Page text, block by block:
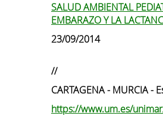
SALUD AMBIENTAL
EMBARAZO Y LA
23/09/2014
//
CARTAGENA - MURCIA -
https://www.um.es/